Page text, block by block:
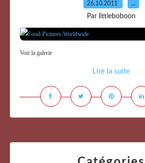
26.10.2011 …
Par littleboboon
Voir la galerie
Lire la suite